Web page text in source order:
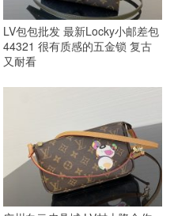
LV包包批发 最新Locky小邮差包
44321 很有质感的五金锁 复古
又耐看